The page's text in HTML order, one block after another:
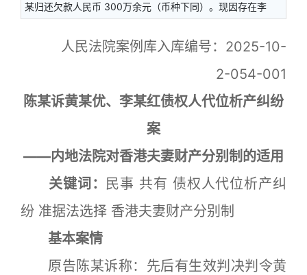
某归还欠款人民币 300万余元（币种下同）。现因存在李
人民法院案例库入库编号：2025-10-
2-054-001
陈某诉黄某优、李某红债权人代位析产纠纷
案
——内地法院对香港夫妻财产分别制的适用
关键词： 民事 共有 债权人代位析产纠
纷 准据法选择 香港夫妻财产分别制
基本案情
原告陈某诉称：先后有生效判决判令黄